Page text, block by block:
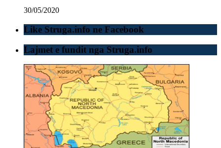
30/05/2020
Like Struga.info ne Facebook
Lajmet e fundit nga Struga.info